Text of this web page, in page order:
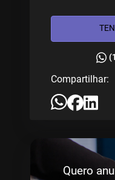
Compartilhar:
Quero